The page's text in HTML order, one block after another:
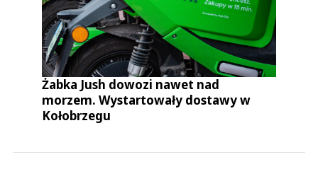
Żabka Jush dowozi nawet nad
morzem. Wystartowały dostawy w
Kołobrzegu